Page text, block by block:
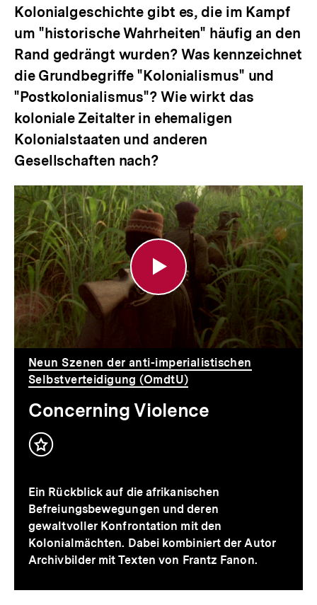
Kolonialgeschichte gibt es, die im Kampf
um "historische Wahrheiten" häufig an den
Rand gedrängt wurden? Was kennzeichnet
die Grundbegriffe "Kolonialismus" und
"Postkolonialismus"? Wie wirkt das
koloniale Zeitalter in ehemaligen
Kolonialstaaten und anderen
Gesellschaften nach?
Concerning
Violence
Neun Szenen der anti-imperialistischen
Selbstverteidigung (OmdtU)
Concerning Violence
Inhalt
Ein Rückblick auf die afrikanischen
Befreiungsbewegungen und deren
gewaltvoller Konfrontation mit den
Kolonialmächten. Dabei kombiniert der Autor
Archivbilder mit Texten von Frantz Fanon.